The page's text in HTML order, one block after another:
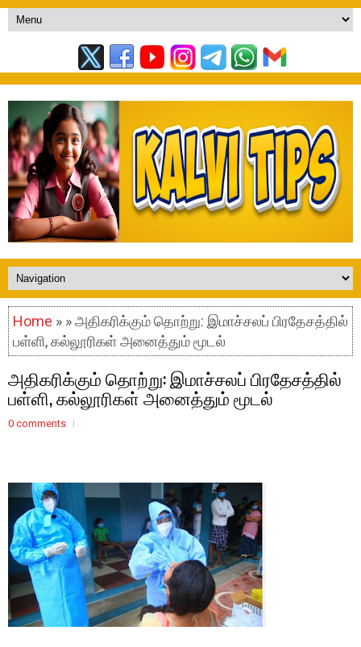
Home » » அதிகரிக்கும் தொற்று: இமாச்சலப் பிரதேசத்தில்
பள்ளி, கல்லூரிகள் அனைத்தும் மூடல்
அதிகரிக்கும் தொற்று: இமாச்சலப் பிரதேசத்தில்
பள்ளி, கல்லூரிகள் அனைத்தும் மூடல்
0 comments